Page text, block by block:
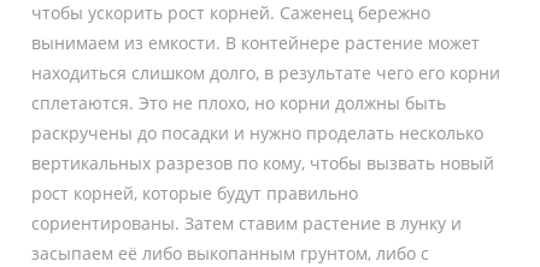
чтобы ускорить рост корней. Саженец бережно
вынимаем из емкости. В контейнере растение может
находиться слишком долго, в результате чего его корни
сплетаются. Это не плохо, но корни должны быть
раскручены до посадки и нужно проделать несколько
вертикальных разрезов по кому, чтобы вызвать новый
рост корней, которые будут правильно
сориентированы. Затем ставим растение в лунку и
засыпаем её либо выкопанным грунтом, либо с